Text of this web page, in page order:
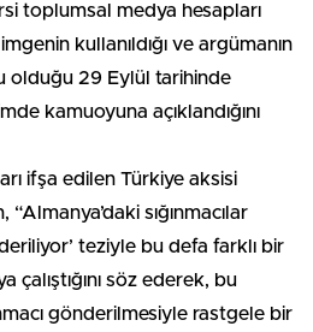
toplumsal medya hesapları
kullanıldığı ve argümanın
olduğu 29 Eylül tarihinde
kamuoyuna açıklandığını
ifşa edilen Türkiye aksisi
sığınmacılar
teziyle bu defa farklı bir
çalıştığını söz ederek, bu
gönderilmesiyle rastgele bir